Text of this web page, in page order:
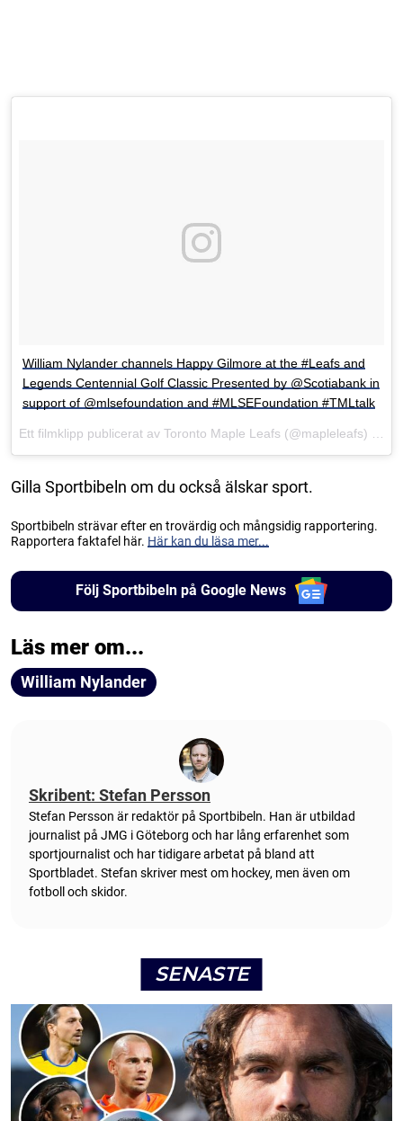
William Nylander channels Happy Gilmore at the #Leafs and
Legends Centennial Golf Classic Presented by @Scotiabank in
support of @mlsefoundation and #MLSEFoundation #TMLtalk
Gilla Sportbibeln om du också älskar sport.
Sportbibeln strävar efter en trovärdig och mångsidig rapportering.
Rapportera faktafel här. Här kan du läsa mer...
Följ Sportbibeln på Google News
Läs mer om...
William Nylander
Skribent: Stefan Persson
Stefan Persson är redaktör på Sportbibeln. Han är utbildad
journalist på JMG i Göteborg och har lång erfarenhet som
sportjournalist och har tidigare arbetat på bland att
Sportbladet. Stefan skriver mest om hockey, men även om
fotboll och skidor.
SENASTE